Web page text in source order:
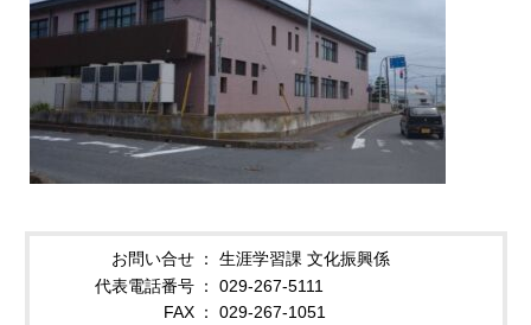
お問い合せ
生涯学習課 文化振興係
代表電話番号
029-267-5111
FAX
029-267-1051